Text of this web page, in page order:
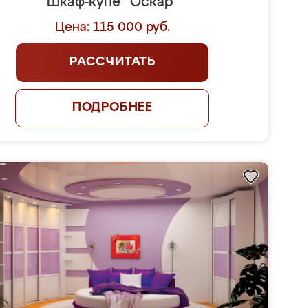
Цена: 115 000 руб.
РАССЧИТАТЬ
ПОДРОБНЕЕ